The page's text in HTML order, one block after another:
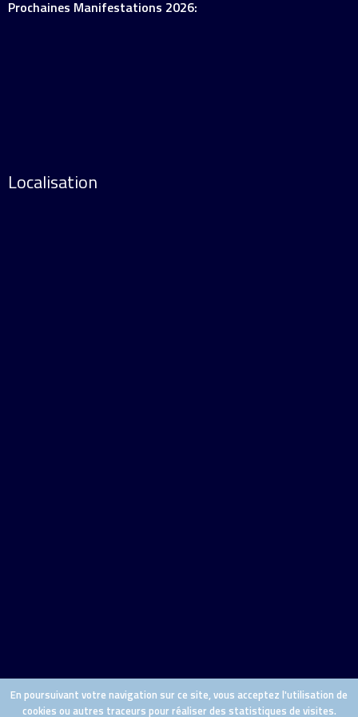
Prochaines Manifestations 2026:
Localisation
En poursuivant votre navigation sur ce site, vous acceptez l'utilisation de
cookies ou autres traceurs pour réaliser des statistiques de visites.